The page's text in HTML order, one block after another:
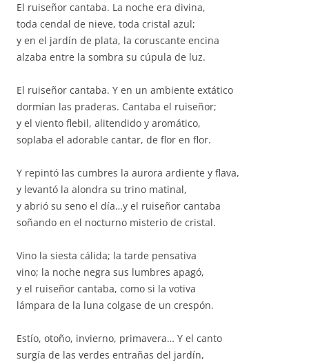
El ruiseñor cantaba. La noche era divina,
toda cendal de nieve, toda cristal azul;
y en el jardín de plata, la coruscante encina
alzaba entre la sombra su cúpula de luz.
El ruiseñor cantaba. Y en un ambiente extático
dormían las praderas. Cantaba el ruiseñor;
y el viento flebil, alitendido y aromático,
soplaba el adorable cantar, de flor en flor.
Y repintó las cumbres la aurora ardiente y flava,
y levantó la alondra su trino matinal,
y abrió su seno el día…y el ruiseñor cantaba
soñando en el nocturno misterio de cristal.
Vino la siesta cálida; la tarde pensativa
vino; la noche negra sus lumbres apagó,
y el ruiseñor cantaba, como si la votiva
lámpara de la luna colgase de un crespón.
Estío, otoño, invierno, primavera… Y el canto
surgía de las verdes entrañas del jardín,